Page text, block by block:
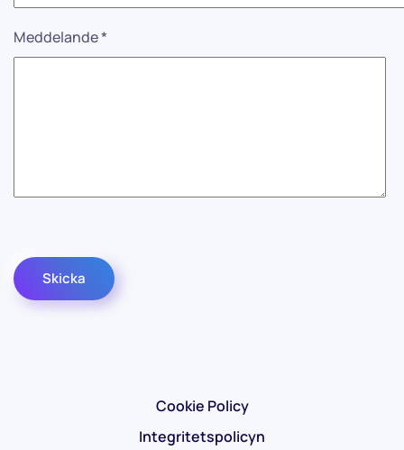
Meddelande*
Skicka
Cookie Policy
Integritetspolicyn